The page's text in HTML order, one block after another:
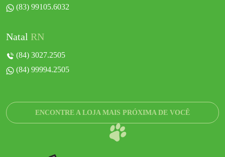
(83) 99105.6032
Natal RN
(84) 3027.2505
(84) 99994.2505
ENCONTRE A LOJA MAIS PRÓXIMA DE VOCÊ